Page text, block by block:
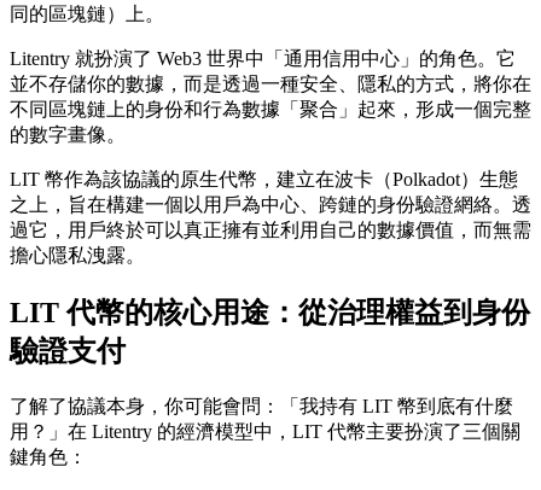
同的區塊鏈）上。
Litentry 就扮演了 Web3 世界中「通用信用中心」的角色。它
並不存儲你的數據，而是透過一種安全、隱私的方式，將你在
不同區塊鏈上的身份和行為數據「聚合」起來，形成一個完整
的數字畫像。
LIT 幣作為該協議的原生代幣，建立在波卡（Polkadot）生態
之上，旨在構建一個以用戶為中心、跨鏈的身份驗證網絡。透
過它，用戶終於可以真正擁有並利用自己的數據價值，而無需
擔心隱私洩露。
LIT 代幣的核心用途：從治理權益到身份
驗證支付
了解了協議本身，你可能會問：「我持有 LIT 幣到底有什麼
用？」在 Litentry 的經濟模型中，LIT 代幣主要扮演了三個關
鍵角色：